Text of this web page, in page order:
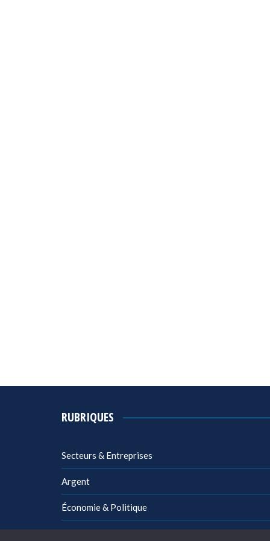
RUBRIQUES
Secteurs & Entreprises
Argent
Économie & Politique
Management